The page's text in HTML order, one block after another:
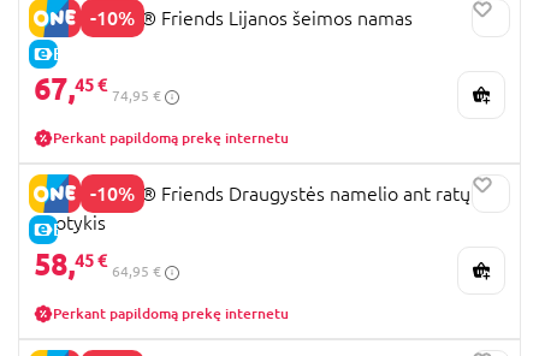
-10%
E-KAINA
42687 LEGO® Friends Lijanos šeimos namas
67,45 €
74,95 €
Perkant papildomą prekę internetu
-10%
E-KAINA
42663 LEGO® Friends Draugystės namelio ant ratų
nuotykis
58,45 €
64,95 €
Perkant papildomą prekę internetu